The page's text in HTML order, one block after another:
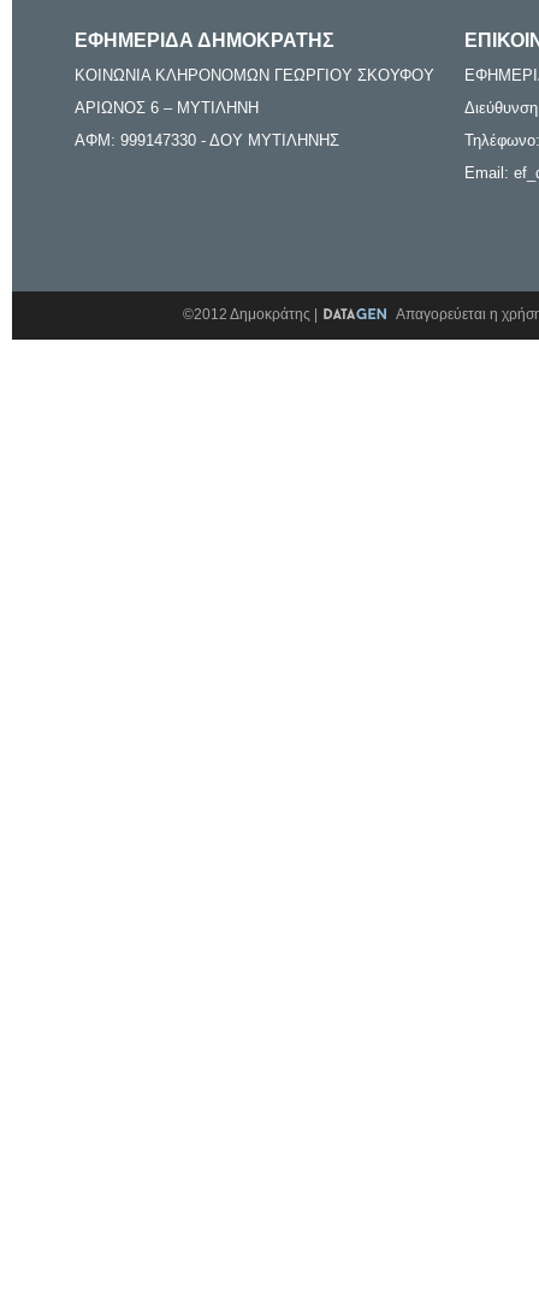
ΕΦΗΜΕΡΙΔΑ ΔΗΜΟΚΡΑΤΗΣ
ΚΟΙΝΩΝΙΑ ΚΛΗΡΟΝΟΜΩΝ ΓΕΩΡΓΙΟΥ ΣΚΟΥΦΟΥ
ΑΡΙΩΝΟΣ 6 – ΜΥΤΙΛΗΝΗ
ΑΦΜ: 999147330 - ΔΟΥ ΜΥΤΙΛΗΝΗΣ
Email:
©2012 Δημοκράτης | Απαγορεύεται η